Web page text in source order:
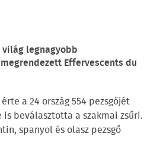
legnagyobb
Effervescents du
a 24 ország 554 pezsgőjét
beválasztotta a szakmai zsűri.
spanyol és olasz pezsgő